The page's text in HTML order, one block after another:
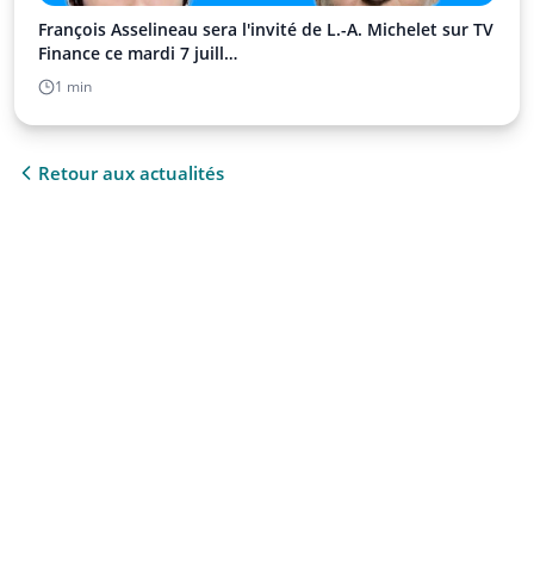
François Asselineau sera l'invité de L.-A. Michelet sur TV
Finance ce mardi 7 juill…
1 min
Retour aux actualités